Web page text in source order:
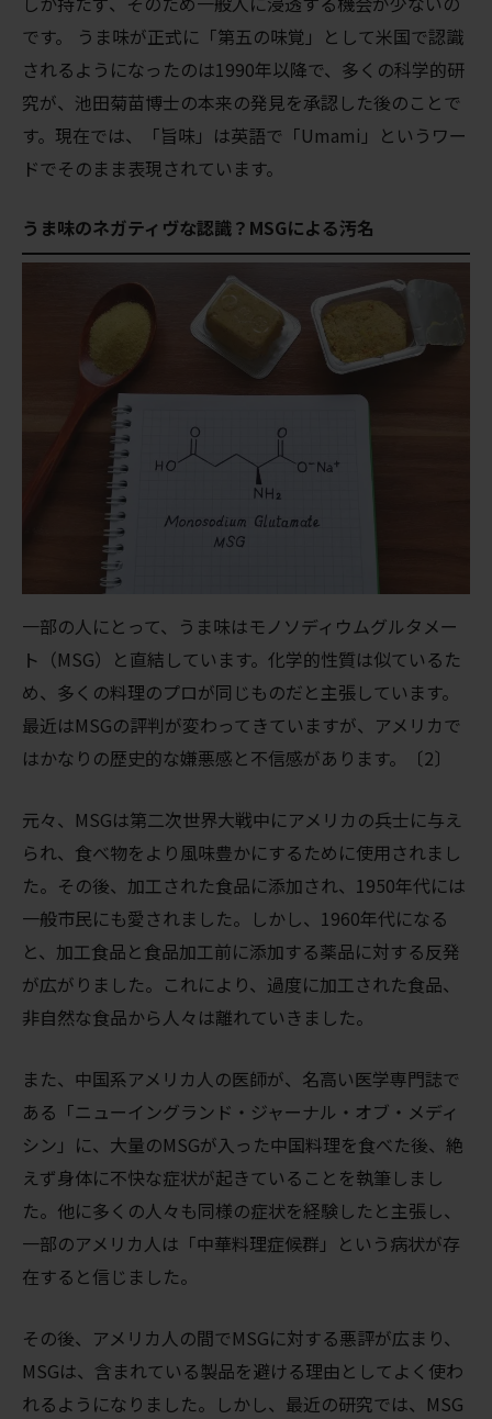
です。 うま味が正式に「第五の味覚」として米国で認識
されるようになったのは1990年以降で、多くの科学的研
究が、池田菊苗博士の本来の発見を承認した後のことで
す。 現在では、「旨味」は英語で「Umami」というワー
ドでそのまま表現されています。
うま味のネガティヴな認識？MSGによる汚名
一部の人にとって、うま味はモノソディウムグルタメー
ト（MSG）と直結しています。化学的性質は似ているた
め、多くの料理のプロが同じものだと主張しています。
最近はMSGの評判が変わってきていますが、アメリカで
はかなりの歴史的な嫌悪感と不信感があります。〔2〕
元々、MSGは第二次世界大戦中にアメリカの兵士に与え
られ、食べ物をより風味豊かにするために使用されまし
た。その後、加工された食品に添加され、1950年代には
一般市民にも愛されました。しかし、1960年代になる
と、加工食品と食品加工前に添加する薬品に対する反発
が広がりました。これにより、過度に加工された食品、
非自然な食品から人々は離れていきました。
また、中国系アメリカ人の医師が、名高い医学専門誌で
ある「ニューイングランド・ジャーナル・オブ・メディ
シン」に、大量のMSGが入った中国料理を食べた後、絶
えず身体に不快な症状が起きていることを執筆しまし
た。他に多くの人々も同様の症状を経験したと主張し、
一部のアメリカ人は「中華料理症候群」という病状が存
在すると信じました。
その後、アメリカ人の間でMSGに対する悪評が広まり、
MSGは、含まれている製品を避ける理由としてよく使わ
れるようになりました。しかし、最近の研究では、MSG